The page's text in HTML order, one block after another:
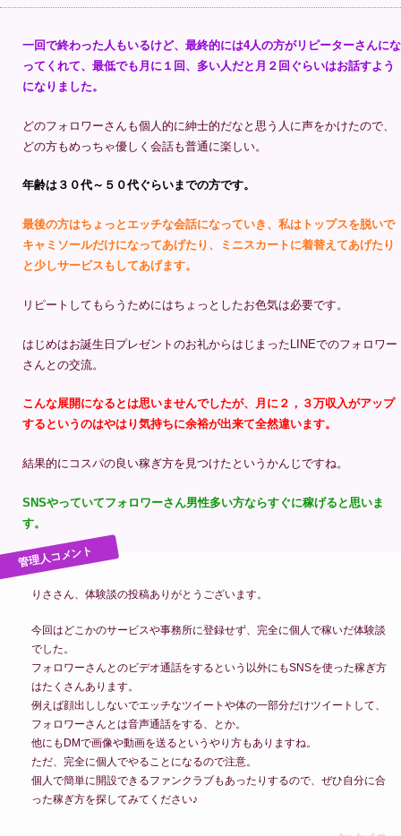
一回で終わった人もいるけど、最終的には4人の方がリピーターさんにな
ってくれて、最低でも月に１回、多い人だと月２回ぐらいはお話すよう
になりました。
どのフォロワーさんも個人的に紳士的だなと思う人に声をかけたので、
どの方もめっちゃ優しく会話も普通に楽しい。
年齢は３０代～５０代ぐらいまでの方です。
最後の方はちょっとエッチな会話になっていき、私はトップスを脱いで
キャミソールだけになってあげたり、ミニスカートに着替えてあげたり
と少しサービスもしてあげます。
リピートしてもらうためにはちょっとしたお色気は必要です。
はじめはお誕生日プレゼントのお礼からはじまったLINEでのフォロワー
さんとの交流。
こんな展開になるとは思いませんでしたが、月に２，３万収入がアップ
するというのはやはり気持ちに余裕が出来て全然違います。
結果的にコスパの良い稼ぎ方を見つけたというかんじですね。
SNSやっていてフォロワーさん男性多い方ならすぐに稼げると思いま
す。
りささん、体験談の投稿ありがとうございます。
今回はどこかのサービスや事務所に登録せず、完全に個人で稼いだ体験談
でした。
フォロワーさんとのビデオ通話をするという以外にもSNSを使った稼ぎ方
はたくさんあります。
例えば顔出ししないでエッチなツイートや体の一部分だけツイートして、
フォロワーさんとは音声通話をする、とか。
他にもDMで画像や動画を送るというやり方もありますね。
ただ、完全に個人でやることになるので注意。
個人で簡単に開設できるファンクラブもあったりするので、ぜひ自分に合
った稼ぎ方を探してみてください♪